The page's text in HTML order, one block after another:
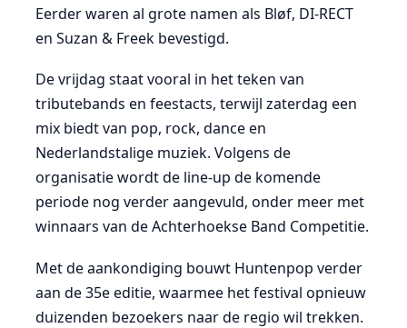
Eerder waren al grote namen als Bløf, DI-RECT
en Suzan & Freekbevestigd.
De vrijdag staat vooral in het teken van
tributebands en feestacts, terwijl zaterdag een
mix biedt van pop, rock, dance en
Nederlandstalige muziek. Volgens de
organisatie wordt de line-up de komende
periode nog verder aangevuld, onder meer met
winnaars van de Achterhoekse Band Competitie.
Met de aankondiging bouwt Huntenpop verder
aan de 35e editie, waarmee het festival opnieuw
duizenden bezoekers naar de regio wil trekken.